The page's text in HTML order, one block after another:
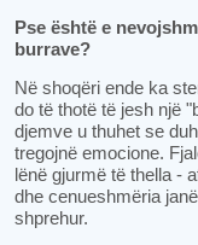
Pse është e
burrave?
Në shoqëri ende ka
do të thotë të jesh një
djemve u thuhet se
tregojnë emocione.
lënë gjurmë të thella -
dhe cenueshmëria
shprehur.